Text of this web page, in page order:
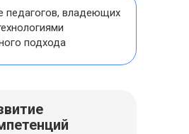
педагогов, владеющих
подхода